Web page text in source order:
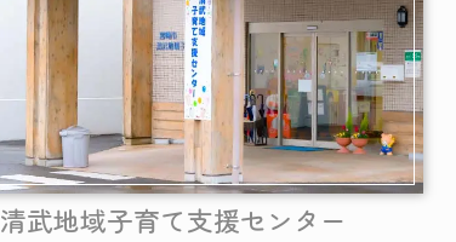
清武地域子育て支援センター